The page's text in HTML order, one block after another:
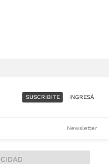
- $1.800/MES
SUSCRIBITE INGRESÁ
Newsletter